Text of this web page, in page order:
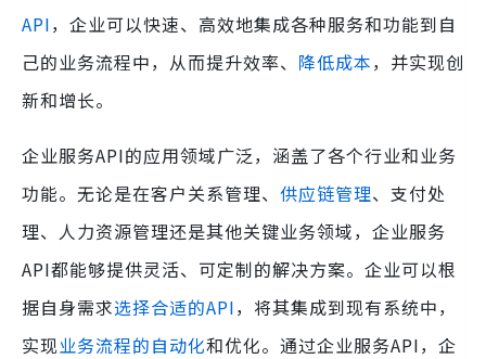
API，企业可以快速、高效地集成各种服务和功能到自
己的业务流程中，从而提升效率、 降低成本，并实现创
新和增长。
企业服务API的应用领域广泛，涵盖了各个行业和业务
功能。无论是在客户关系管理、 供应链管理、支付处
理、人力资源管理还是其他关键业务领域，企业服务
API都能够提供灵活、可定制的解决方案。企业可以根
据自身需求选择合适的API，将其集成到现有系统中，
实现业务流程的自动化和优化。通过企业服务API，企